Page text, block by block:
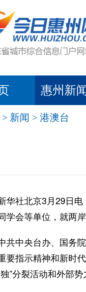
惠州新
> 新闻 > 港澳台
社北京3月29日电
学会等单位，就两
中央台办、国务院
要指示精神和新时
”分裂活动和外部